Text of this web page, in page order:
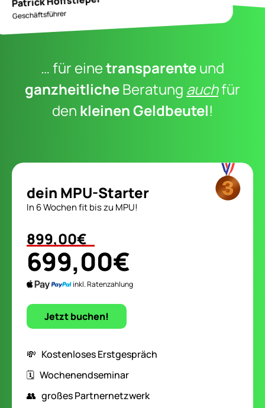
Geschäftsführer
… für einetransparenteund
ganzheitlicheBeratung auchfür
den kleinen Geldbeutel!
dein MPU-Starter
In 6 Wochen fit bis zu MPU!
899,00€
699,00€
inkl. Ratenzahlung
Jetzt buchen!
💸 Kostenloses Erstgespräch
🗓️ Wochenendseminar
👥 großes Partnernetzwerk